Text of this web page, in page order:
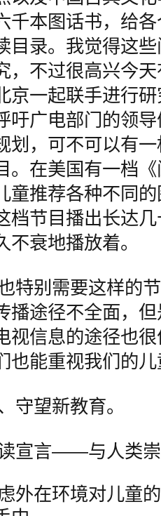
千本图话书，给
目录。我觉得这
，不过很高兴今
京一起联手进行
吁广电部门的领
划，可不可以有
。在美国有一档
童推荐各种不同
档节目播出长达
衰地播放着。
特别需要这样的
播途径不全面，
视信息的途径也
也能重视我们的
守望新教育。
宣言——与人类
外在环境对儿童